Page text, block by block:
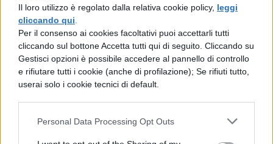
Il loro utilizzo è regolato dalla relativa cookie policy, leggi
cliccando qui
Per il consenso ai cookies facoltativi puoi accettarli tutti
cliccando sul bottone Accetta tutti qui di seguito. Cliccando su
Gestisci opzioni è possibile accedere al pannello di controllo
e rifiutare tutti i cookie (anche di profilazione); Se rifiuti tutto,
userai solo i cookie tecnici di default.
Personal Data Processing Opt Outs
STORIA DELL'ARTE
Biografia di Salvador
Dalí, opere e
spiegazioni